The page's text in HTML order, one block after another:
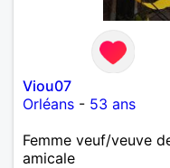
Viou07
Orléans - 53 ans
Femme veuf/veuve
amicale